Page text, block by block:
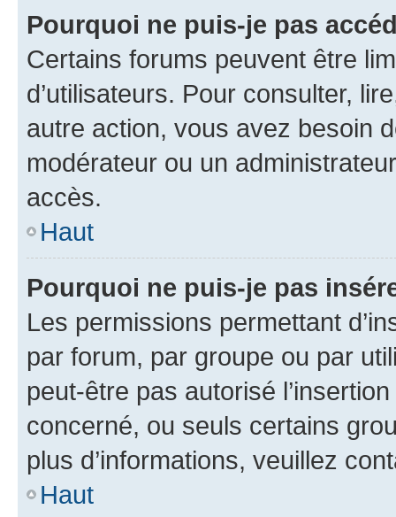
Pourquoi ne puis-je pas
Certains forums peuvent être
d’utilisateurs. Pour consulter,
autre action, vous avez besoin
modérateur ou un
accès.
Haut
Pourquoi ne puis-je pas
Les permissions permettant
par forum, par groupe ou par
peut-être pas autorisé
concerné, ou seuls certains
plus d’informations, veuillez
Haut